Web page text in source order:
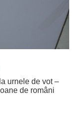
urnele de vot –
de români